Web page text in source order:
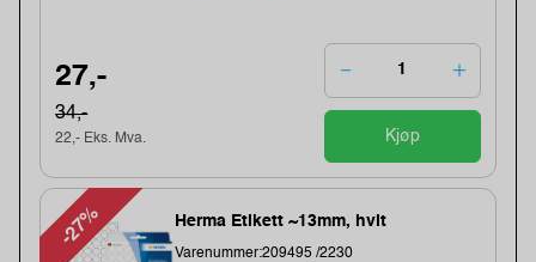
27,-
34,-
22,- Eks. Mva. Kjøp
-27% Herma Etikett ~13mm, hvit
Varenummer:209495 /2230